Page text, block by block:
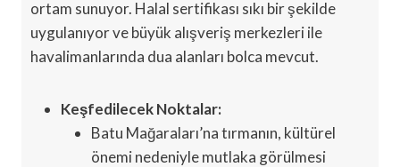
ortam sunuyor. Halal sertifikası sıkı bir şekilde
uygulanıyor ve büyük alışveriş merkezleri ile
havalimanlarında dua alanları bolca mevcut.
Keşfedilecek Noktalar:
Batu Mağaraları’na tırmanın, kültürel
önemi nedeniyle mutlaka görülmesi